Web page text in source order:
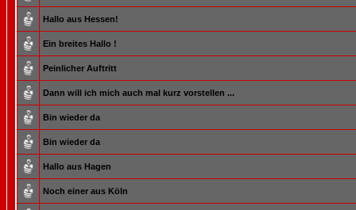
Hallo aus Hessen!
Ein breites Hallo !
Peinlicher Auftritt
Dann will ich mich auch mal kurz vorstellen ...
Bin wieder da
Bin wieder da
Hallo aus Hagen
Noch einer aus Köln